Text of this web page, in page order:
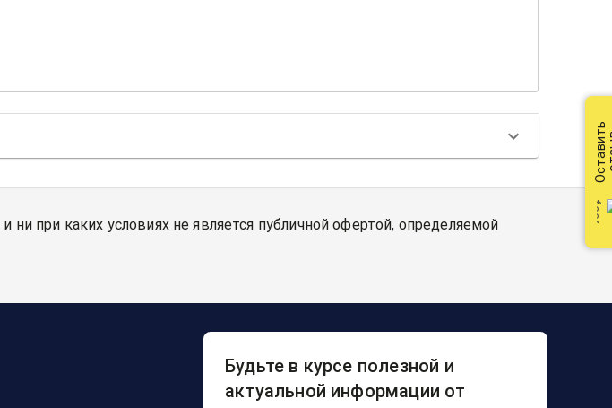
при каких условиях не является публичной офертой, определяемой
Будьте в курсе полезной и
актуальной информации от
Оставить